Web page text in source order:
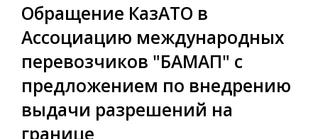
Обращение КазАТО в
Ассоциацию международных
перевозчиков "БАМАП" с
предложением по внедрению
выдачи разрешений на
границе